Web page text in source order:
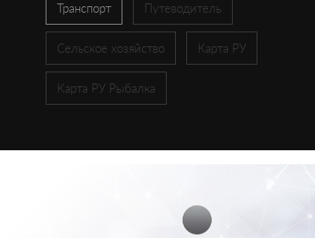
Транспорт Путеводитель
Сельское хозяйство Карта РУ
Карта РУ Рыбалка